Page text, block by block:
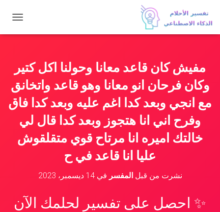
ب
ا
ت
ن
ق
مفيش كان قاعد معانا وحولنا اكل كتير
وكان فرحان انو معانا وهو قاعد واتخانق
مع انجي وبعد كدا اغم عليه وبعد كدا فاق
وفرح اني انا هتجوز وبعد كدا قال لي
خالتك اميره انا مرتاح قوي متقلقوش
عليا انا قاعد في ح
نشرت من قبلالمفسر في14 ديسمبر، 2023
✨ احصل على تفسير لحلمك الآن